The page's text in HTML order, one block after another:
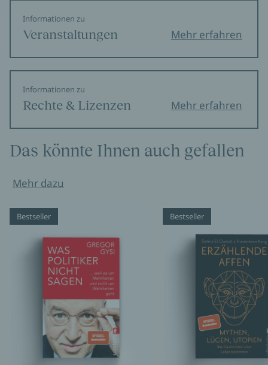
Informationen zu
Veranstaltungen Mehr erfahren
Informationen zu
Rechte & Lizenzen Mehr erfahren
Das könnte Ihnen auch gefallen
Mehr dazu
Bestseller Bestseller